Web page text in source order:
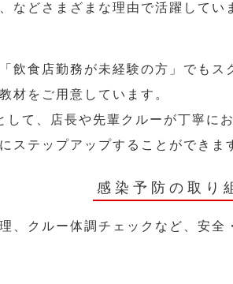
などさまざまな理由で活躍してい
飲食店勤務が未経験の方」でも
材をご用意しています。
て、店長や先輩クルーが丁寧に
ステップアップすることができま
感染予防の取り
、クルー体調チェックなど、安